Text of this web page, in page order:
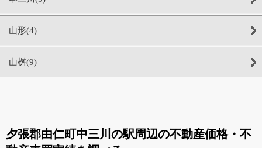
山形(4)
山桝(9)
夕張郡由仁町中三川の駅周辺の不動産価格・不